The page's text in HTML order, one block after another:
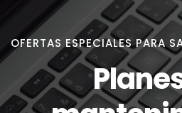
OFERTAS ESPECIALES PARA